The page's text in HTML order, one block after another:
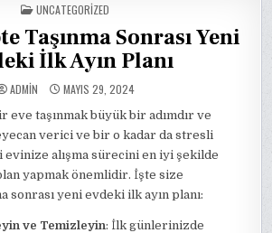
POSTED
IN
UNCATEGORIZED
Taşınma Sonrası Yeni
İlk Ayın Planı
ADMIN MAYIS 29, 2024
eve taşınmak büyük bir adımdır ve
verici ve bir o kadar da stresli
evinize alışma sürecini en iyi şekilde
yapmak önemlidir. İşte size
sonrası yeni evdeki ilk ayın planı:
ve Temizleyin: İlk günlerinizde